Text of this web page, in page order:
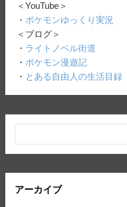
＜YouTube＞
・ ポケモンゆっくり実況
＜ブログ＞
・ ライトノベル街道
・ ポケモン漫遊記
・ とある自由人の生活目録
アーカイブ